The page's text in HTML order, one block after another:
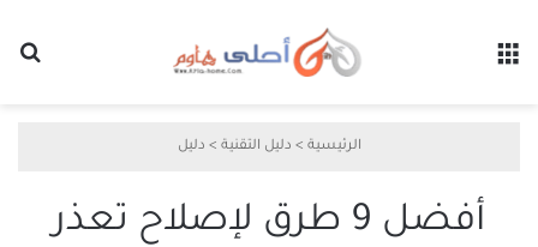
الرئيسية > دليل التقنية > دليل
أفضل 9 طرق لإصلاح تعذر